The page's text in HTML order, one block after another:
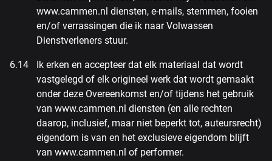
www.cammen.nl diensten, e-mails, stemmen, fooien
en/of verrassingen die ik naar Volwassen
Dienstverleners stuur.
Ik erken en accepteer dat elk materiaal dat wordt
vastgelegd of elk origineel werk dat wordt gemaakt
onder deze Overeenkomst en/of tijdens het gebruik
van www.cammen.nl diensten (en alle rechten
daarop, inclusief, maar niet beperkt tot, auteursrecht)
eigendom is van en het exclusieve eigendom blijft
van www.cammen.nl of performer.